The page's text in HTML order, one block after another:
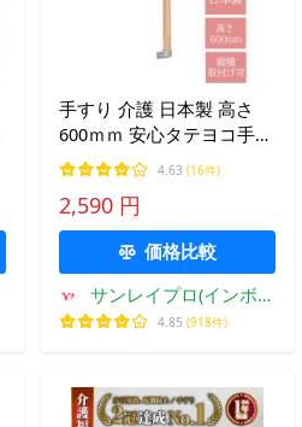
手すり 介護 日本製 高さ
600ｍｍ 安心タテヨコ手す
り DC-SMT600 壁付け つか
まり立ち 補助 縦・横兼用
高齢
4.63 (16件)
2,590 円
価格比較
サンレイプロ(インボイ
ス登録店)
4.85 (918件)